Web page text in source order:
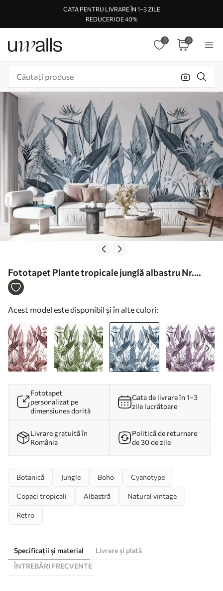
GATA PENTRU LIVRARE ÎN 1–3 ZILE
REDUCERI DE 40%
0 0
Fototapet Plante tropicale junglă albastru Nr.
u96833v4
Acest model este disponibil și în alte culori:
Fototapet
personalizat pe
dimensiunea dorită
Gata de livrare în 1–3
zile lucrătoare
Livrare gratuită în
România
Politică de returnare
de 30 de zile
Botanică Jungle Boho Cyanotype
Copaci tropicali Albastră Natural vintage
Retro
Specificații și material
Livrare și plată
ÎNTREBĂRI FRECVENTE